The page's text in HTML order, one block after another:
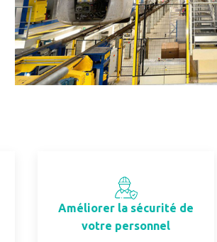
Améliorer la sécurité de
votre personnel